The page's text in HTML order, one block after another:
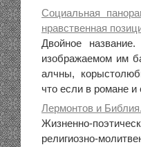
Социальная
нравственная
Двойное
изображаемом им
алчны,
что если в романе и
Лермонтов и
Жизненно-
религиозно-